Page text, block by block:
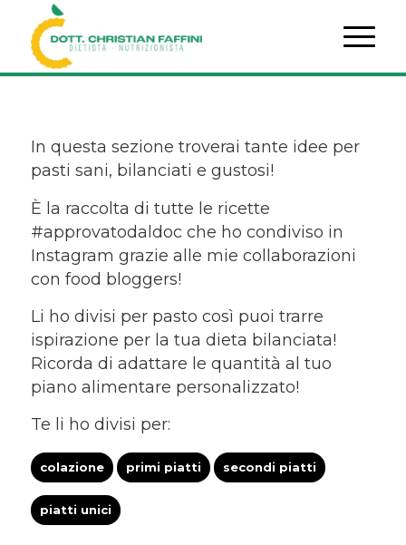
In questa sezione troverai tante idee per
pasti sani, bilanciati e gustosi!
È la raccolta di tutte le ricette
#approvatodaldoc che ho condiviso in
Instagram grazie alle mie collaborazioni
con food bloggers!
Li ho divisi per pasto così puoi trarre
ispirazione per la tua dieta bilanciata!
Ricorda di adattare le quantità al tuo
piano alimentare personalizzato!
Te li ho divisi per:
colazione primi piatti secondi piatti
piatti unici